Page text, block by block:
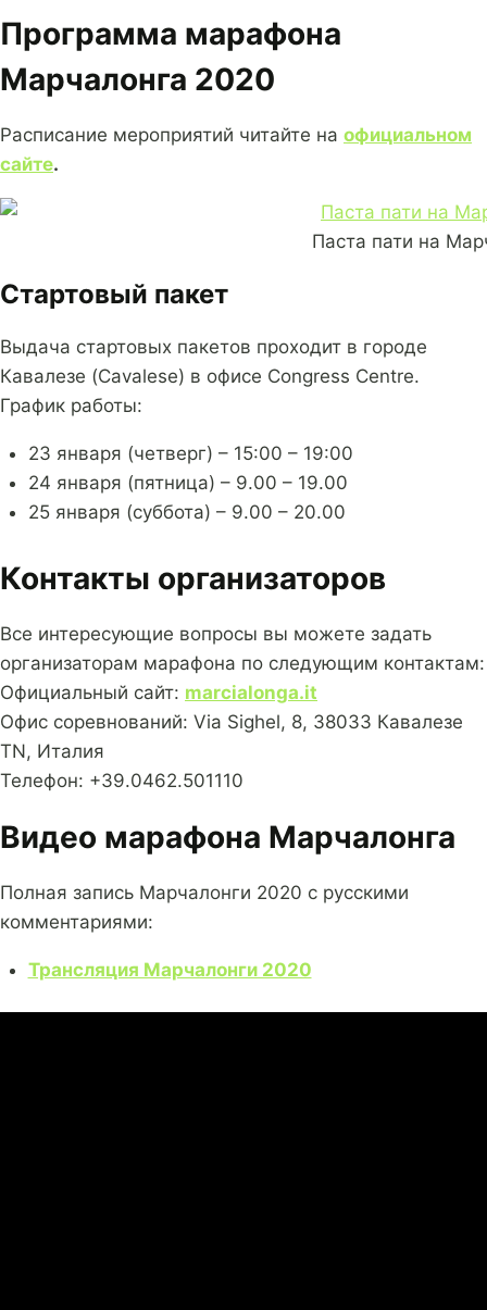
Программа марафона
Марчалонга 2020
Расписание мероприятий читайте на официальном
сайте.
Паста пати на
Стартовый пакет
Выдача стартовых пакетов проходит в городе
Кавалезе (Cavalese) в офисе Congress Centre.
График работы:
23 января (четверг) – 15:00 – 19:00
24 января (пятница) – 9.00 – 19.00
25 января (суббота) – 9.00 – 20.00
Контакты организаторов
Все интересующие вопросы вы можете задать
организаторам марафона по следующим контактам:
Официальный сайт: marcialonga.it
Офис соревнований: Via Sighel, 8, 38033 Кавалезе
TN, Италия
Телефон: +39.0462.501110
Видео марафона Марчалонга
Полная запись Марчалонги 2020 с русскими
комментариями:
Трансляция Марчалонги 2020